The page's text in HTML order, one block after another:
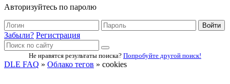
Авторизуйтесь по паролю
Войти
Забыли? Регистрация
Не нравятся результаты поиска? Попробуйте другой поиск!
DLE FAQ » Облако тегов » cookies